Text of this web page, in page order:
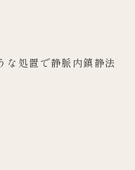
な処置で静脈内鎮静法